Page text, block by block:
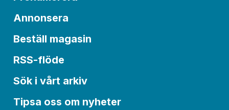
Annonsera
Beställ magasin
RSS-flöde
Sök i vårt arkiv
Tipsa oss om nyheter